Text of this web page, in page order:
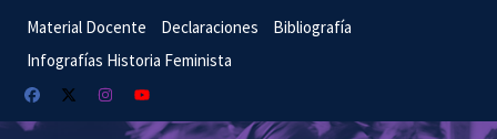
contenido
Material Docente Declaraciones
Bibliografía
Infografías Historia Feminista